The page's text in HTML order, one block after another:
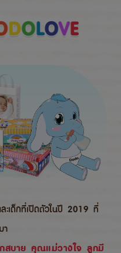
ะเด็กที่เปิดตัวในปี 2019 ที่
สบาย คุณแม่วางใจ ลูกมี